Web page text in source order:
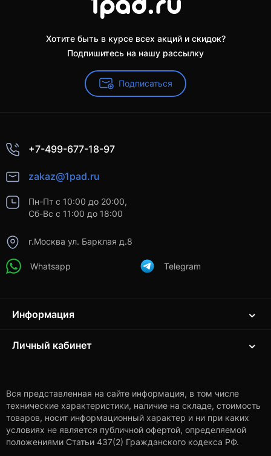
Хотите быть в курсе всех акций и скидок?
Подпишитесь на нашу рассылку
Подписаться
+7-499-677-18-97
zakaz@1pad.ru
Пн-Пт с 10:00 до 20:00,
Сб-Вс с 11:00 до 18:00
г.Москва ул. Барклая д.8
Whatsapp Telegram
Информация
Личный кабинет
Вся представленная на сайте информация, в том числе
технические характеристики, наличие на складе, стоимость
товаров, носит информационный характер и ни при каких
условиях не является публичной офертой, определяемой
положениями Статьи 437(2) Гражданского кодекса РФ.